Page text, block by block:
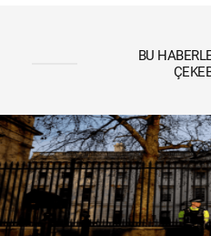
BU